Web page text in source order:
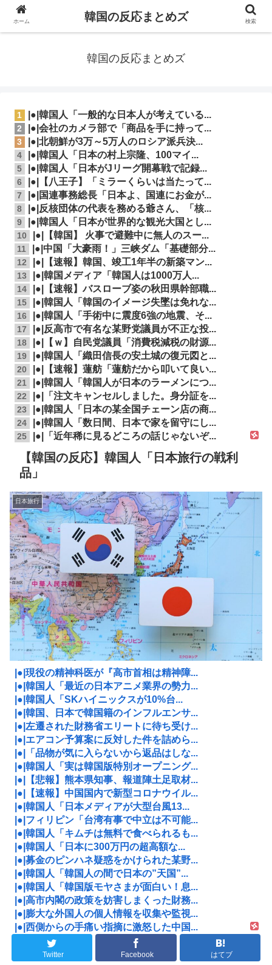
韓国の反応まとめズ
1 |●|韓国人「一般的な日本人が考えている...
2 |●|会社のカメラ部で「商品を手に持って...
3 |●|北朝鮮が3万～5万人のロシア派兵決...
4 |●|韓国人「日本の村上宗隆、100マイ...
5 |●|韓国人「日本がJリーグ開幕戦で記録...
6 |●|【八王子】「ミラーくらいは当たって...
7 |●|国連事務総長「日本よ、国連にお金が...
8 |●|反核団体の代表を務める爺さん、「核...
9 |●|韓国人「日本が世界的な観光大国とし...
10 |●|【韓国】 火事で避難中に無人のスー...
11 |●|中国「大豪雨！」三峡ダム「基礎部分...
12 |●|【速報】韓国、竣工1年半の新築マン...
13 |●|韓国メディア「韓国人は1000万人...
14 |●|【速報】バスローブ姿の秋田県幹部職...
15 |●|韓国人「韓国のイメージ失墜は免れな...
16 |●|韓国人「手術中に震度6強の地震、そ...
17 |●|反高市で有名な某野党議員が不正な投...
18 |●|【ｗ】自民党議員「消費税減税の財源...
19 |●|韓国人「織田信長の安土城の復元図と...
20 |●|【速報】蓮舫「蓮舫だから叩いて良い...
21 |●|韓国人「韓国人が日本のラーメンにつ...
22 |●|「注文キャンセルしました。身分証を...
23 |●|韓国人「日本の某全国チェーン店の商...
24 |●|韓国人「数日間、日本で家を留守にし...
25 |●|「近年稀に見るどころの話じゃないぞ...
【韓国の反応】韓国人「日本旅行の戦利
品」
日本旅行
|●|現役の精神科医が『高市首相は精神障...
|●|韓国人「最近の日本アニメ業界の勢力...
|●|韓国人「SKハイニックスが10%台...
|●|韓国、日本で韓国籍のインフルエンサ...
|●|左遷された財務省エリートに待ち受け...
|●|エアコン予算案に反対した件を詰めら...
|●|「品物が気に入らないから返品はしな...
|●|韓国人「実は韓国版特別オープニング...
|●|【悲報】熊本県知事、報道陣土足取材...
|●|【速報】中国国内で新型コロナウイル...
|●|韓国人「日本メディアが大型台風13...
|●|フィリピン「台湾有事で中立は不可能...
|●|韓国人「キムチは無料で食べられるも...
|●|韓国人「日本に300万円の超高額な...
|●|募金のピンハネ疑惑をかけられた某野...
|●|韓国人「韓国人の間で日本の”天国”...
|●|韓国人「韓国版モヤさまが面白い！息...
|●|高市内閣の政策を妨害しまくった財務...
|●|膨大な外国人の個人情報を収集や監視...
|●|西側からの手痛い指摘に激怒した中国...
Twitter Facebook はてブ
ホーム 韓国の反応まとめズ 検索